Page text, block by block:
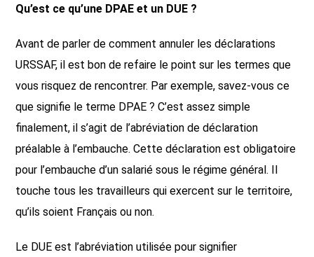
Qu’est ce qu’une DPAE et un DUE ?
Avant de parler de comment annuler les déclarations
URSSAF, il est bon de refaire le point sur les termes que
vous risquez de rencontrer. Par exemple, savez-vous ce
que signifie le terme DPAE ? C’est assez simple
finalement, il s’agit de l’abréviation de déclaration
préalable à l’embauche. Cette déclaration est obligatoire
pour l’embauche d’un salarié sous le régime général. Il
touche tous les travailleurs qui exercent sur le territoire,
qu’ils soient Français ou non.
Le DUE est l’abréviation utilisée pour signifier